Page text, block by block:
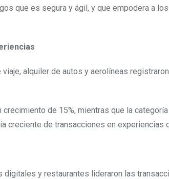
que es segura y ágil, y que empodera a
alquiler de autos y aerolíneas registraron
de 15%, mientras que la
creciente de transacciones en experiencias
y restaurantes lideraron las